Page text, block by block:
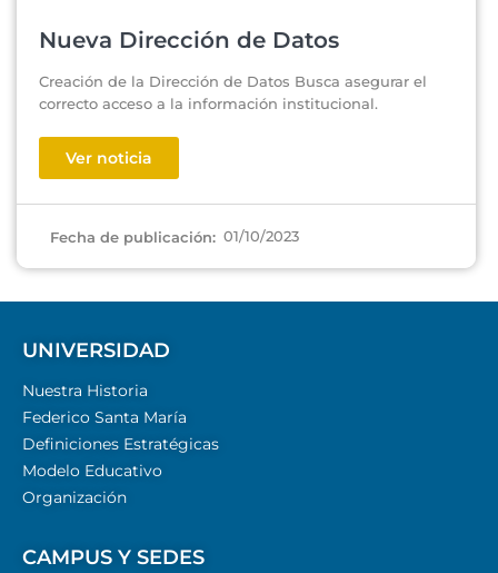
Nueva Dirección de Datos
Creación de la Dirección de Datos Busca asegurar el
correcto acceso a la información institucional.
Ver noticia
Fecha de publicación: 01/10/2023
UNIVERSIDAD
Nuestra Historia
Federico Santa María
Definiciones Estratégicas
Modelo Educativo
Organización
CAMPUS Y SEDES